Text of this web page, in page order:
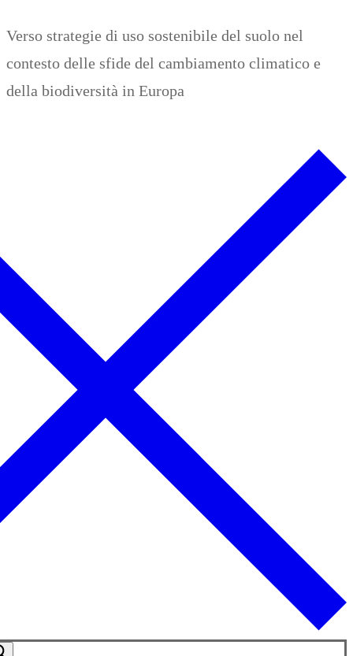
Inhalt
springen
Verso strategie di uso sostenibile del suolo nel
contesto delle sfide del cambiamento climatico e
della biodiversità in Europa